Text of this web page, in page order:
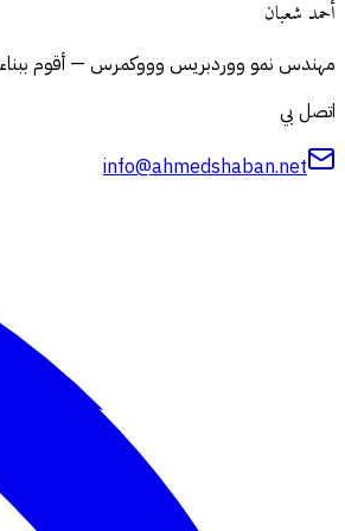
أحمد شعبان
مهندس نمو ووردبريس وووكمرس — أقوم ببناء
اتصل بي
info@ahmedshaban.net